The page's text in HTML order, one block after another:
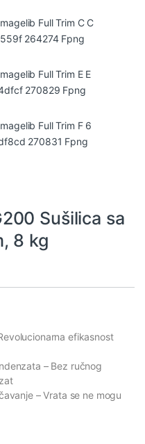
Sušilica sa
8 kg
efikasnost
– Bez ručnog
– Vrata se ne mogu